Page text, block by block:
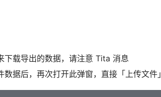
下载导出的数据，请注意 Tita 消息
据后，再次打开此弹窗，直接「上传文件」